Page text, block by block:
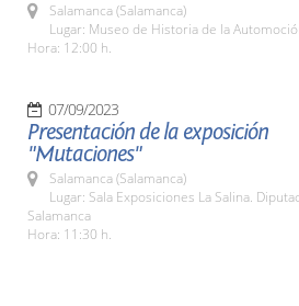
Salamanca (Salamanca)
Lugar: Museo de Historia de la
Hora: 12:00 h.
07/09/2023
Presentación de la exposición
"Mutaciones"
Salamanca (Salamanca)
Lugar: Sala Exposiciones La Salina.
Salamanca
Hora: 11:30 h.